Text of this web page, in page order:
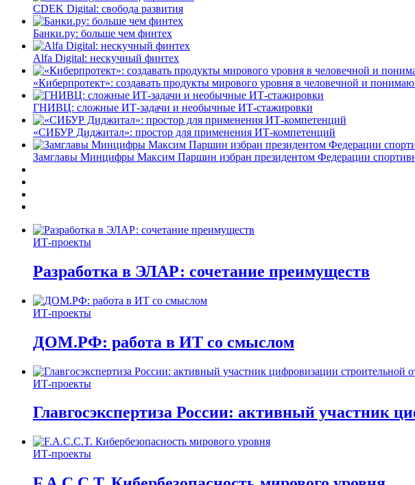
CDEK Digital: свобода развития
Банки.ру: больше чем финтех
Alfa Digital: нескучный финтех
«Киберпротект»: создавать продукты мирового уровня в человечной и
ГНИВЦ: сложные ИТ‑задачи и необычные ИТ‑стажировки
«СИБУР Диджитал»: простор для применения ИТ-компетенций
Замглавы Минцифры Максим Паршин избран президентом Федерации
ИТ-проекты
Разработка в ЭЛАР: сочетание преимуществ
ИТ-проекты
ДОМ.РФ: работа в ИТ со смыслом
ИТ-проекты
Главгосэкспертиза России: активный участник
ИТ-проекты